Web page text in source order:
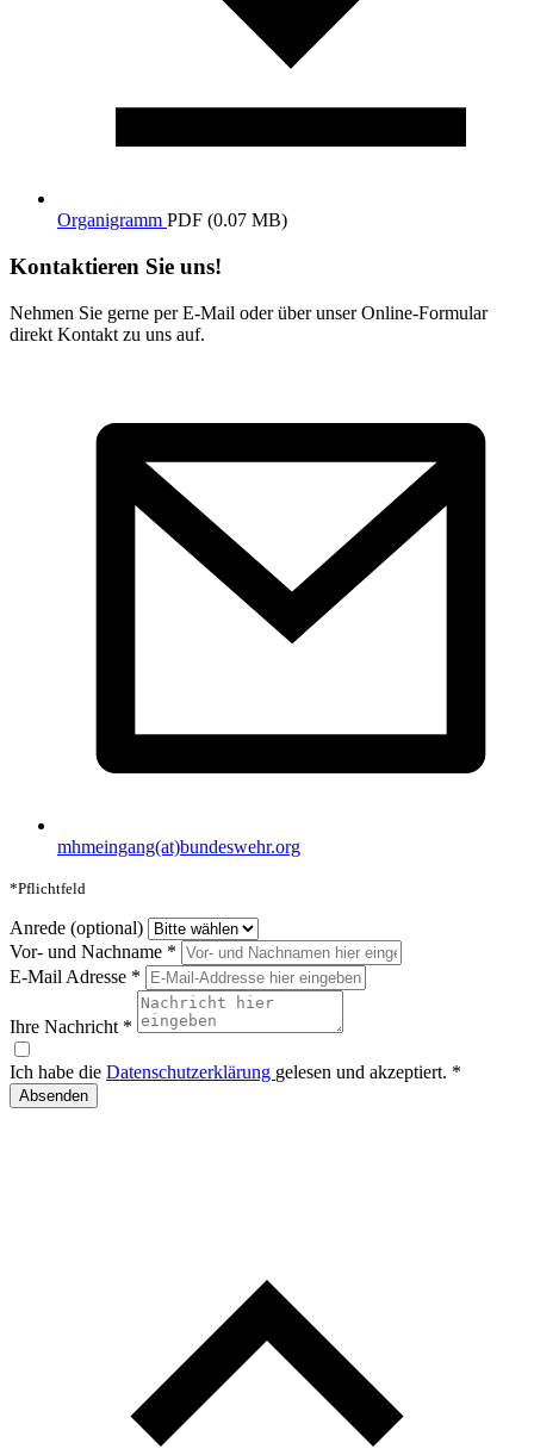
Organigramm PDF (0.07 MB)
Kontaktieren Sie uns!
Nehmen Sie gerne per E-Mail oder über unser Online-Formular
direkt Kontakt zu uns auf.
mhmeingang(at)bundeswehr.org
*Pflichtfeld
Anrede (optional)
Vor- und Nachname *
E-Mail Adresse *
Ihre Nachricht *
Ich habe die Datenschutzerklärung gelesen und akzeptiert. *
Absenden